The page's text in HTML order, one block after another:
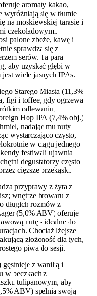
aromaty kakao,
wyróżniają się w tłumie
na moskiewskiej tarasie i
czekoladowymi.
palone zboże, kawę i
sprawdza się z
serów. Ta para
aby uzyskać głębi w
wiele jasnych IPAs.
Starego Miasta (11,3%
figi i toffee, gdy ogrzewa
odlewaniu,
Hop IPA (7,4% obj.)
nadając mu nuty
wystarczająco czysto,
w ciągu jednego
festiwali ujawnia
degustatorzy często
cięższe przekąski.
przyprawy z żyta z
wnętrze browaru z
długich rozmów z
(5,0% ABV) oferuje
nutę - idealne do
Chociaż lżejsze
złożoność dla tych,
piwa do sesji.
gęstnieje z wanilią i
w beczkach z
tulipanowym, aby
ABV) spełnia swoją